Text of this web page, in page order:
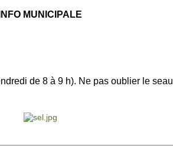
INFO MUNICIPALE
de 8 à 9 h). Ne pas oublier le seau